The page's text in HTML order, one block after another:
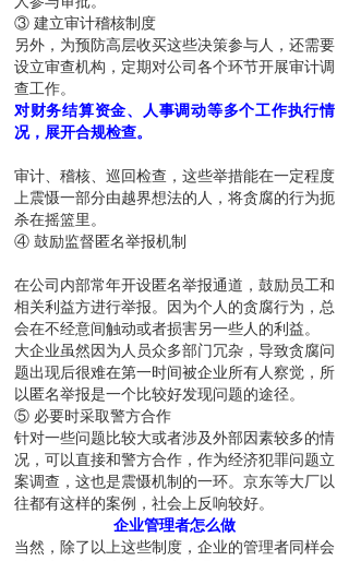
③ 建立审计稽核制度
另外，为预防高层收买这些决策参与人，还需要
设立审查机构，定期对公司各个环节开展审计调
查工作。
对财务结算资金、人事调动等多个工作执行情
况，展开合规检查。
审计、稽核、巡回检查，这些举措能在一定程度
上震慑一部分由越界想法的人，将贪腐的行为扼
杀在摇篮里。
④ 鼓励监督匿名举报机制
在公司内部常年开设匿名举报通道，鼓励员工和
相关利益方进行举报。因为个人的贪腐行为，总
会在不经意间触动或者损害另一些人的利益。
大企业虽然因为人员众多部门冗杂，导致贪腐问
题出现后很难在第一时间被企业所有人察觉，所
以匿名举报是一个比较好发现问题的途径。
⑤ 必要时采取警方合作
针对一些问题比较大或者涉及外部因素较多的情
况，可以直接和警方合作，作为经济犯罪问题立
案调查，这也是震慑机制的一环。京东等大厂以
往都有这样的案例，社会上反响较好。
企业管理者怎么做
当然，除了以上这些制度，企业的管理者同样会